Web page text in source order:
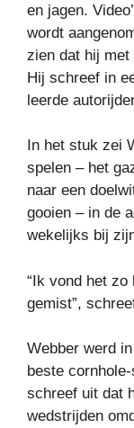
en jagen.
wordt
zien dat hij met
Hij schreef in
leerde
In het stuk zei
spelen – het
naar een
gooien – in de
wekelijks bij
“Ik vond het
gemist”,
Webber werd
beste
schreef uit dat
wedstrijden